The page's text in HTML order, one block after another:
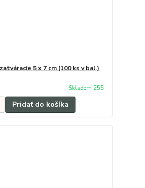
5 x 7 cm (100 ks v bal.)
Skladom 255
Pridať do košíka